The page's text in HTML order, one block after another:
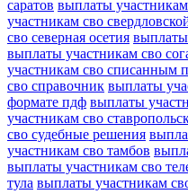
саратов выплаты
участникам сво
сво северная осетия выплаты
выплаты участникам сво
участникам сво списанным
сво справочник выплаты
формате пдф выплаты
участникам сво
сво судебные решения
участникам сво тамбов
выплаты участникам сво
тула выплаты участникам